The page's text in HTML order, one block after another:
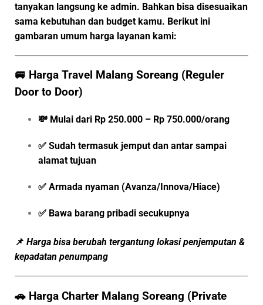
tanyakan langsung ke admin. Bahkan bisa disesuaikan
sama kebutuhan dan budget kamu. Berikut ini
gambaran umum harga layanan kami:
🚐 Harga Travel Malang Soreang (Reguler
Door to Door)
💸 Mulai dari Rp 250.000 – Rp 750.000/orang
✅ Sudah termasuk jemput dan antar sampai
alamat tujuan
✅ Armada nyaman (Avanza/Innova/Hiace)
✅ Bawa barang pribadi secukupnya
📌 Harga bisa berubah tergantung lokasi penjemputan &
kepadatan penumpang
🚗 Harga Charter Malang Soreang (Private